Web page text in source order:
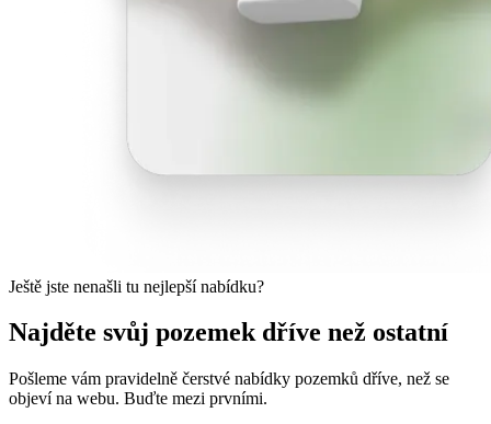
Ještě jste nenašli tu nejlepší nabídku?
Najděte svůj pozemek dříve než ostatní
Pošleme vám pravidelně čerstvé nabídky pozemků dříve, než se
objeví na webu. Buďte mezi prvními.